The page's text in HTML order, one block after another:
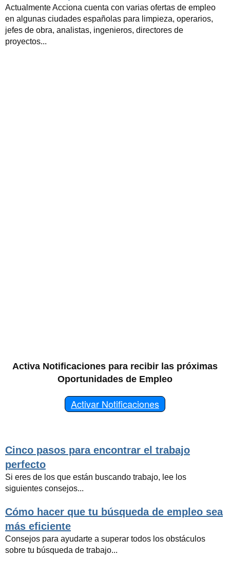
Actualmente Acciona cuenta con varias ofertas de empleo
en algunas ciudades españolas para limpieza, operarios,
jefes de obra, analistas, ingenieros, directores de
proyectos...
Activa Notificaciones para recibir las próximas
Oportunidades de Empleo
Activar Notificaciones
Cinco pasos para encontrar el trabajo
perfecto
Si eres de los que están buscando trabajo, lee los
siguientes consejos...
Cómo hacer que tu búsqueda de empleo sea
más eficiente
Consejos para ayudarte a superar todos los obstáculos
sobre tu búsqueda de trabajo...